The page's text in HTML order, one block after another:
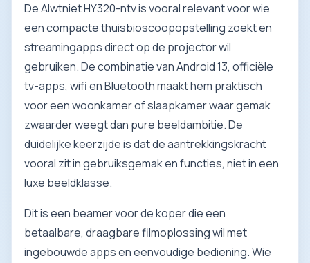
De Alwtniet HY320-ntv is vooral relevant voor wie
een compacte thuisbioscoopopstelling zoekt en
streamingapps direct op de projector wil
gebruiken. De combinatie van Android 13, officiële
tv-apps, wifi en Bluetooth maakt hem praktisch
voor een woonkamer of slaapkamer waar gemak
zwaarder weegt dan pure beeldambitie. De
duidelijke keerzijde is dat de aantrekkingskracht
vooral zit in gebruiksgemak en functies, niet in een
luxe beeldklasse.
Dit is een beamer voor de koper die een
betaalbare, draagbare filmoplossing wil met
ingebouwde apps en eenvoudige bediening. Wie